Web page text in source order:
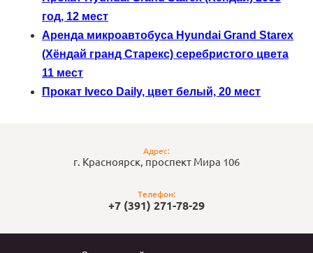
год, 12 мест
Аренда микроавтобуса Hyundai Grand Starex
(Хёндай гранд Старекс) серебристого цвета
11 мест
Прокат Iveco Daily, цвет белый, 20 мест
Адрес:
г. Красноярск, проспект Мира 106
Телефон:
+7 (391) 271-78-29